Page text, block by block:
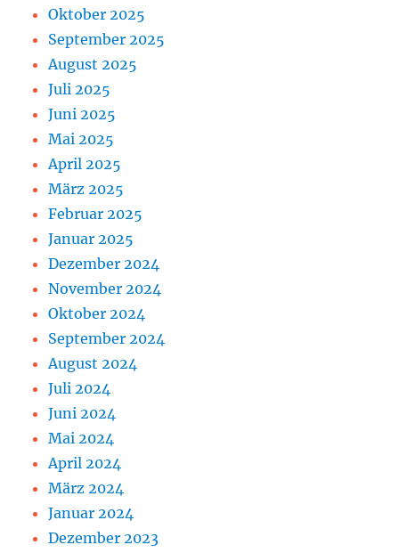
Oktober 2025
September 2025
August 2025
Juli 2025
Juni 2025
Mai 2025
April 2025
März 2025
Februar 2025
Januar 2025
Dezember 2024
November 2024
Oktober 2024
September 2024
August 2024
Juli 2024
Juni 2024
Mai 2024
April 2024
März 2024
Januar 2024
Dezember 2023